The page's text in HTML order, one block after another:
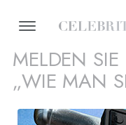
MELDEN
„WIE MAN